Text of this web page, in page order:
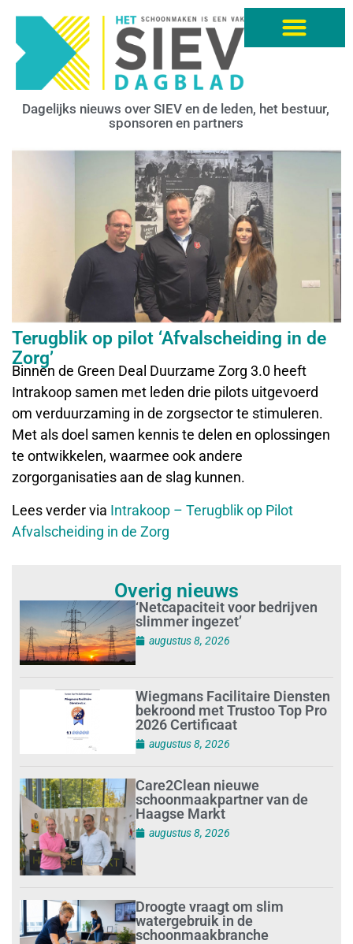
Dagelijks nieuws over SIEV en de leden, het bestuur,
sponsoren en partners
Terugblik op pilot ‘Afvalscheiding in de
Zorg’
Binnen de Green Deal Duurzame Zorg 3.0 heeft
Intrakoop samen met leden drie pilots uitgevoerd
om verduurzaming in de zorgsector te stimuleren.
Met als doel samen kennis te delen en oplossingen
te ontwikkelen, waarmee ook andere
zorgorganisaties aan de slag kunnen.
Lees verder via Intrakoop – Terugblik op Pilot
Afvalscheiding in de Zorg
Overig nieuws
‘Netcapaciteit voor bedrijven
slimmer ingezet’
augustus 8, 2026
Wiegmans Facilitaire Diensten
bekroond met Trustoo Top Pro
2026 Certificaat
augustus 8, 2026
Care2Clean nieuwe
schoonmaakpartner van de
Haagse Markt
augustus 8, 2026
Droogte vraagt om slim
watergebruik in de
schoonmaakbranche